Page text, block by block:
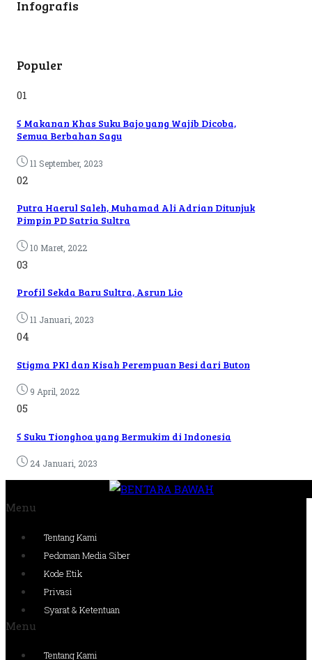
Infografis
Populer
01
5 Makanan Khas Suku Bajo yang Wajib Dicoba,
Semua Berbahan Sagu
11 September, 2023
02
Putra Haerul Saleh, Muhamad Ali Adrian Ditunjuk
Pimpin PD Satria Sultra
10 Maret, 2022
03
Profil Sekda Baru Sultra, Asrun Lio
11 Januari, 2023
04
Stigma PKI dan Kisah Perempuan Besi dari Buton
9 April, 2022
05
5 Suku Tionghoa yang Bermukim di Indonesia
24 Januari, 2023
Menu
Tentang Kami
Pedoman Media Siber
Kode Etik
Privasi
Syarat & Ketentuan
Menu
Tentang Kami